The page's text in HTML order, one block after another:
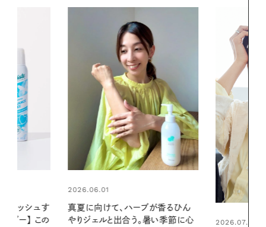
が香るひん
い季節に心
2026.07.21
2026.06.01
える夜の爽